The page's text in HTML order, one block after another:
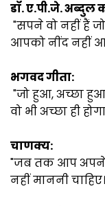
डॉ. ए.पी.जे. अब्दुल
"सपने वो नहीं हैं
आपको नींद नहीं
भगवद गीता:
"जो हुआ, अच्छा हुआ।
वो भी अच्छा ही
चाणक्य:
"जब तक आप अपने
नहीं माननी